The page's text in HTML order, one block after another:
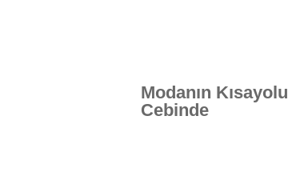
Modanın Kısayolu
Cebinde